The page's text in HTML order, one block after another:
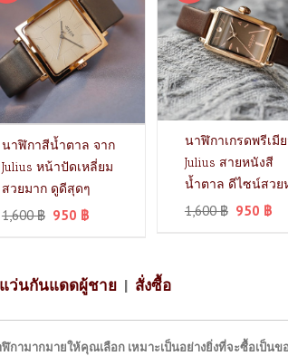
นาฬิกาสีน้ำตาล จาก
Julius หน้าปัดเหลี่ยม
สวยมาก ดูดีสุดๆ
1,600฿ 950 ฿
นาฬิกาเกรดพรีเมี
Julius สายหนังสี
น้ำตาล ดีไซน์สวย
1,600฿ 950 ฿
ว่นกันแดดผู้ชาย | สั่งซื้อ
ามากมายให้คุณเลือก เหมาะเป็นอย่างยิ่งที่จะซื้อเป็นข